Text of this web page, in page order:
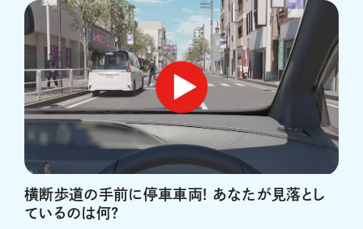
横断歩道の手前に停車車両! あなたが見落とし
ているのは何?